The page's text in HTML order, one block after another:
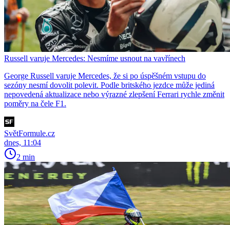
Russell varuje Mercedes: Nesmíme usnout na vavřínech
George Russell varuje Mercedes, že si po úspěšném vstupu do
sezóny nesmí dovolit polevit. Podle britského jezdce může jediná
nepovedená aktualizace nebo výrazné zlepšení Ferrari rychle změnit
poměry na čele F1.
SvětFormule.cz
dnes, 11:04
2 min